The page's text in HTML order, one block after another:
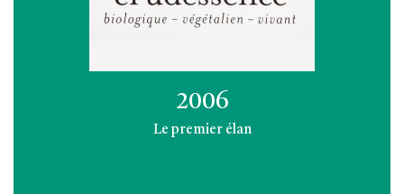
2006
Le premier élan